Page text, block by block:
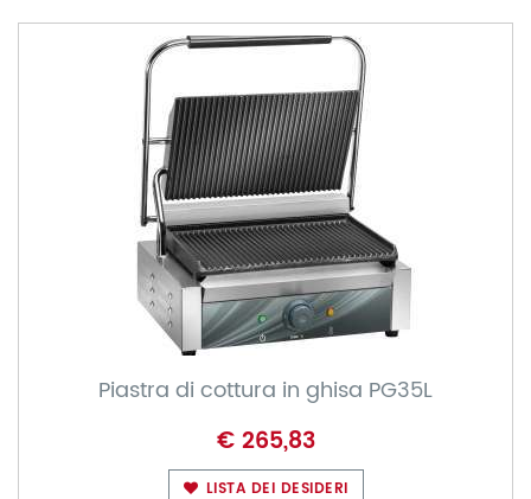
Piastra di cottura in ghisa PG35L
€ 265,83
LISTA DEI DESIDERI